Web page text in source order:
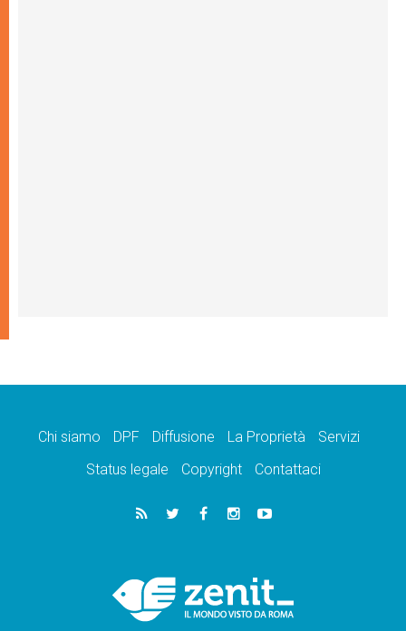
Chi siamo DPF Diffusione La Proprietà
Servizi
Status legale
Copyright Contattaci